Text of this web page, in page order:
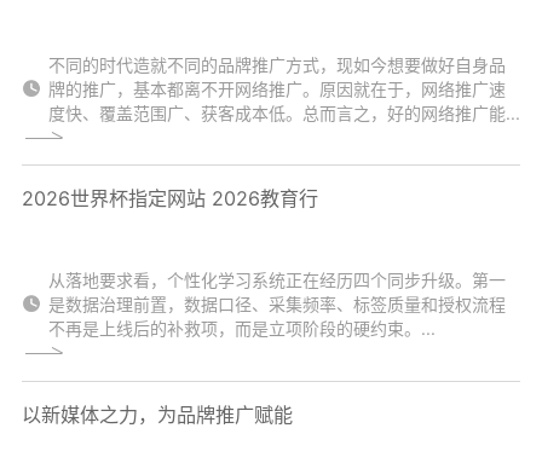
不同的时代造就不同的品牌推广方式，现如今想要做好自身品
牌的推广，基本都离不开网络推广。原因就在于，网络推广速
度快、覆盖范围广、获客成本低。总而言之，好的网络推广能...
2026世界杯指定网站 2026教育行
从落地要求看，个性化学习系统正在经历四个同步升级。第一
是数据治理前置，数据口径、采集频率、标签质量和授权流程
不再是上线后的补救项，而是立项阶段的硬约束。...
以新媒体之力，为品牌推广赋能